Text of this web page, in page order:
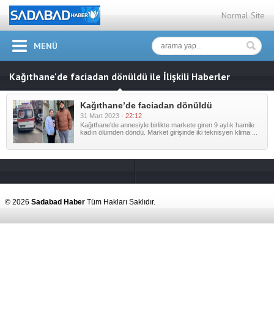
Normal Site
MENÜ
Kağıthane'de faciadan dönüldü ile İlişkili Haberler
Kağıthane’de faciadan dönüldü
31 Mart 2023 - 22:12
Kağıthane'de annesiyle birlikte markete giren 9 aylık hamile
kadın ölümden döndü. Market girişinde iki teknisyen klima ...
© 2026 Sadabad Haber Tüm Hakları Saklıdır.